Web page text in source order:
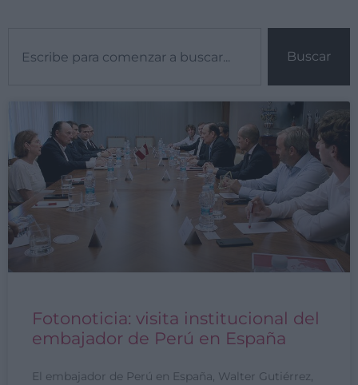
Buscar
Fotonoticia: visita institucional del
embajador de Perú en España
El embajador de Perú en España, Walter Gutiérrez,